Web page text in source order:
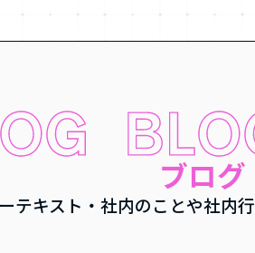
ブログ
テキスト・社内のことや社内